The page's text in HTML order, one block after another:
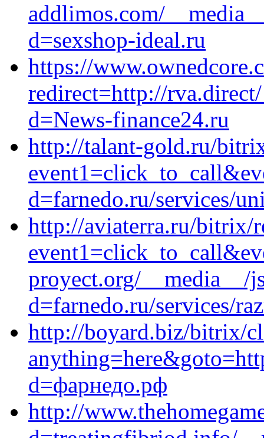
addlimos.com/
d=sexshop-ideal.ru
https://
redirect=http://
d=News-finance24.ru
http://talant-gold.ru/
d=farnedo.ru/services/
http://aviaterra.ru/bitrix/
proyect.org/__media__/
d=farnedo.ru/services/
http://boyard.biz/bitrix/
d=фарнедо.рф
http://